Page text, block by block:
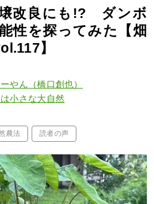
改良にも!? ダンボ
性を探ってみた【畑
】
やん（橋口創也）
小さな大自然
農法 読者の声